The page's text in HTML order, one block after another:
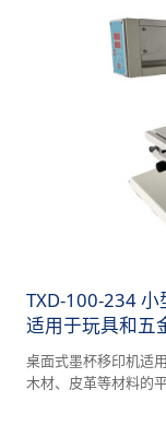
TXD-100-234 小
适用于玩具和五
桌面式墨杯移印机适
木材、皮革等材料的